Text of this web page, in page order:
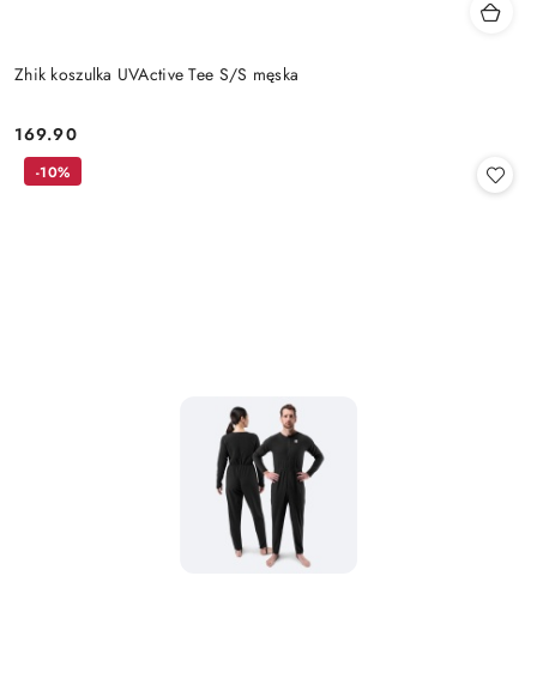
Zhik koszulka UVActive Tee S/S męska
Cena:
169.90
-10%